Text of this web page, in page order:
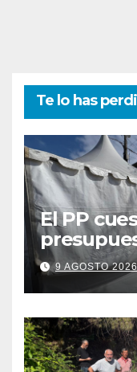
Te lo has
El PP
Cristo se
fiestas
9 AGOSTO 2026